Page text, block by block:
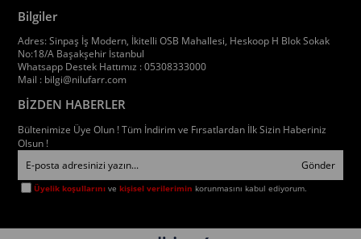
Bilgiler
Adres: Sinpaş İş Modern, İkitelli OSB Mahallesi, Heskoop H Blok Sokak
No:18/A Başakşehir İstanbul
Whatsapp Destek Hattımız : 05308333000
Mail : bilgi@nilufarr.com
BİZDEN HABERLER
Bültenimize Üye Olun ! Tüm İndirim ve Fırsatlardan İlk Sizin Haberiniz
Olsun !
Gönder
Üyelik koşullarını vekişisel verilerimin korunmasını kabul ediyorum.